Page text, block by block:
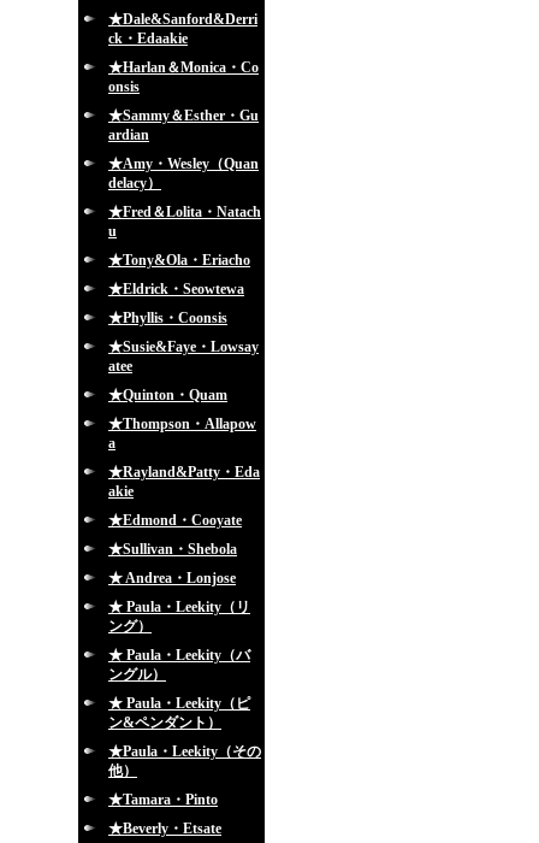
★Dale&Sanford&Derri
ck・Edaakie
★Harlan＆Monica・Co
onsis
★Sammy＆Esther・Gu
ardian
★Amy・Wesley（Quan
delacy）
★Fred＆Lolita・Natach
u
★Tony&Ola・Eriacho
★Eldrick・Seowtewa
★Phyllis・Coonsis
★Susie&Faye・Lowsay
atee
★Quinton・Quam
★Thompson・Allapow
a
★Rayland&Patty・Eda
akie
★Edmond・Cooyate
★Sullivan・Shebola
★ Andrea・Lonjose
★ Paula・Leekity（リ
ング）
★ Paula・Leekity（バ
ングル）
★ Paula・Leekity（ピ
ン&ペンダント）
★Paula・Leekity（その
他）
★Tamara・Pinto
★Beverly・Etsate